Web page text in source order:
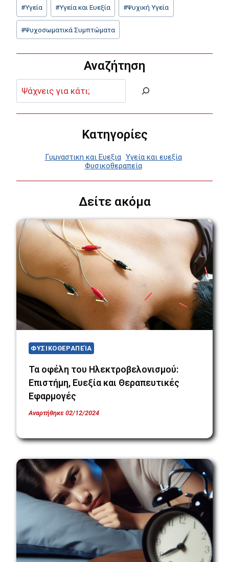
#Υγεία #Υγεία και Ευεξία #Ψυχική Υγεία
#Ψυχοσωματικά Συμπτώματα
Αναζήτηση
Αναζήτηση:
Κατηγορίες
Γυμναστικη και Ευεξια Υγεία και ευεξία
Φυσικοθεραπεία
Δείτε ακόμα
ΦΥΣΙΚΟΘΕΡΑΠΕΊΑ
Τα οφέλη του Ηλεκτροβελονισμού:
Επιστήμη, Ευεξία και Θεραπευτικές
Εφαρμογές
Αναρτήθηκε 02/12/2024